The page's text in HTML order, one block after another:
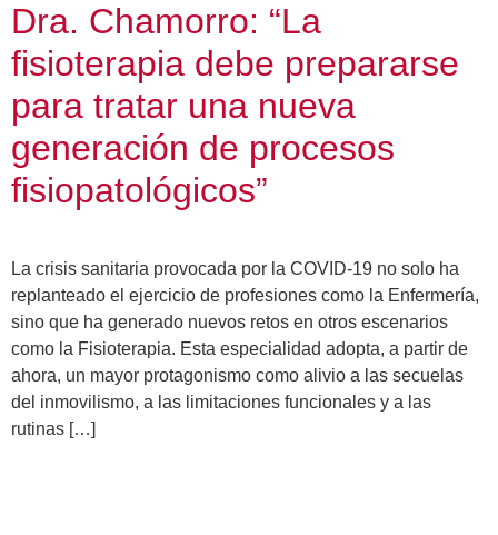
Dra. Chamorro: “La
fisioterapia debe prepararse
para tratar una nueva
generación de procesos
fisiopatológicos”
La crisis sanitaria provocada por la COVID-19 no solo ha
replanteado el ejercicio de profesiones como la Enfermería,
sino que ha generado nuevos retos en otros escenarios
como la Fisioterapia. Esta especialidad adopta, a partir de
ahora, un mayor protagonismo como alivio a las secuelas
del inmovilismo, a las limitaciones funcionales y a las
rutinas […]